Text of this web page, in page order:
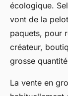
écologique.
vont de la
paquets, pour
créateur,
grosse
La vente en